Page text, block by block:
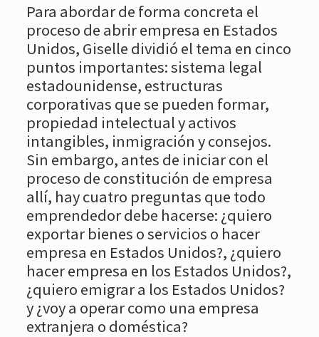
Para abordar de forma concreta el
proceso de abrir empresa en Estados
Unidos, Giselle dividió el tema en cinco
puntos importantes: sistema legal
estadounidense, estructuras
corporativas que se pueden formar,
propiedad intelectual y activos
intangibles, inmigración y consejos.
Sin embargo, antes de iniciar con el
proceso de constitución de empresa
allí, hay cuatro preguntas que todo
emprendedor debe hacerse: ¿quiero
exportar bienes o servicios o hacer
empresa en Estados Unidos?, ¿quiero
hacer empresa en los Estados Unidos?,
¿quiero emigrar a los Estados Unidos?
y ¿voy a operar como una empresa
extranjera o doméstica?